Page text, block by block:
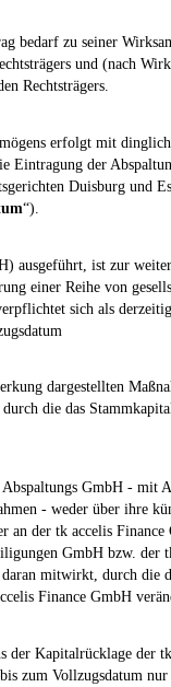
bedarf zu seiner
und (nach
Rechtsträgers.
erfolgt mit
Eintragung der
Duisburg und
“).
ausgeführt, ist zur
einer Reihe von
sich als
dargestellten
durch die das
GmbH - mit
- weder über ihre
an der tk accelis
GmbH bzw. der
daran mitwirkt, durch die
Finance GmbH
der Kapitalrücklage der
zum Vollzugsdatum